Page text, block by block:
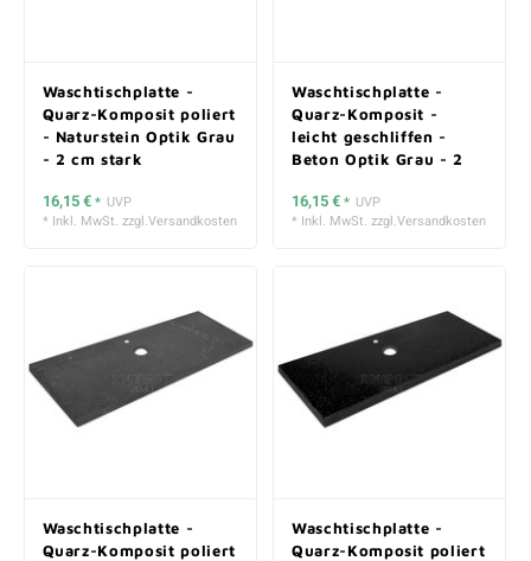
Waschtischplatte -
Quarz-Komposit poliert
- Naturstein Optik Grau
- 2 cm stark
16,15 €* UVP
* Inkl. MwSt. zzgl.Versandkosten
Waschtischplatte -
Quarz-Komposit -
leicht geschliffen -
Beton Optik Grau - 2
16,15 €* UVP
* Inkl. MwSt. zzgl.Versandkosten
Waschtischplatte -
Quarz-Komposit poliert
Waschtischplatte -
Quarz-Komposit poliert